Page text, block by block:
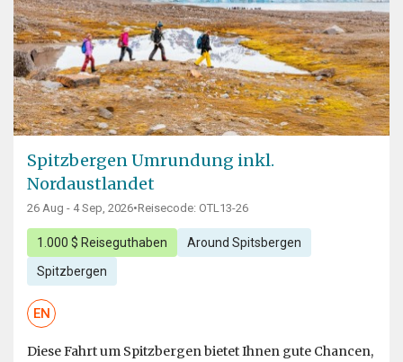
Spitzbergen Umrundung inkl.
Nordaustlandet
26 Aug - 4 Sep, 2026•Reisecode: OTL13-26
1.000 $ Reiseguthaben Around Spitsbergen
Spitzbergen
EN
Diese Fahrt um Spitzbergen bietet Ihnen gute Chancen,